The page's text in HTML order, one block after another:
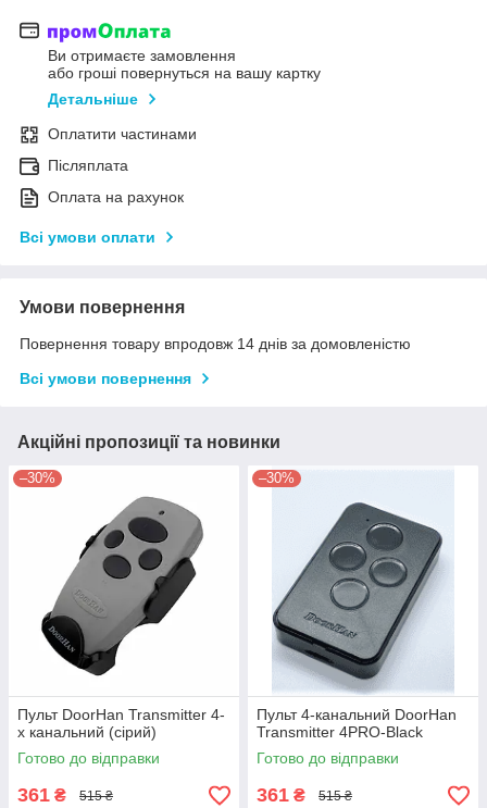
Ви отримаєте замовлення
або гроші повернуться на вашу картку
Детальніше
Оплатити частинами
Післяплата
Оплата на рахунок
Всі умови оплати
Умови повернення
Повернення товару впродовж 14 днів за домовленістю
Всі умови повернення
Акційні пропозиції та новинки
–30%
Пульт DoorHan Transmitter 4-
х канальний (сірий)
Готово до відправки
361 ₴ 515 ₴
–30%
Пульт 4-канальний DoorHan
Transmitter 4PRO-Black
Готово до відправки
361 ₴ 515 ₴